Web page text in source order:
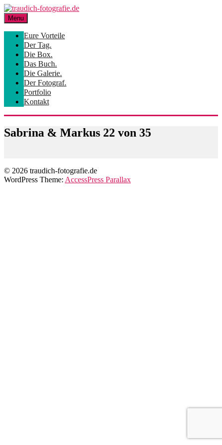
Skip
to
content
Menu
Eure Vorteile
Der Tag.
Die Box.
Das Buch.
Die Galerie.
Der Fotograf.
Portfolio
Kontakt
Sabrina & Markus 22 von 35
© 2026 traudich-fotografie.de
WordPress Theme: AccessPress Parallax